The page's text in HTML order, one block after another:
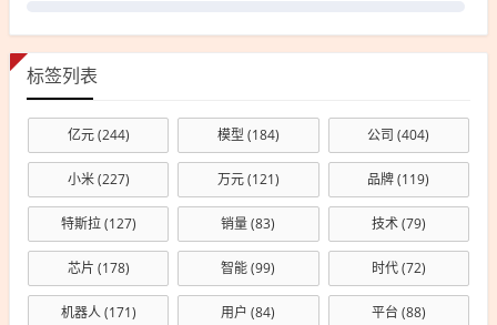
标签列表
亿元(244) 模型(184) 公司 (404)
小米(227) 万元(121) 品牌(119)
特斯拉(127) 销量(83) 技术(79)
芯片 (178) 智能(99) 时代(72)
机器人(171) 用户 (84) 平台 (88)